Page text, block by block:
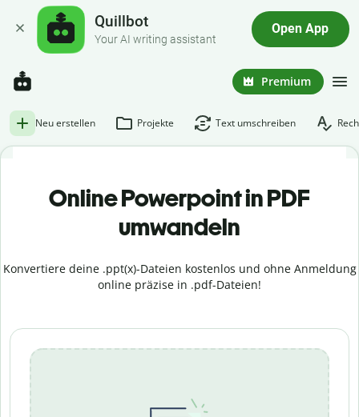
Quillbot
Your AI writing assistant
Open App
Premium
Neu erstellen Projekte Text umschreiben
Online Powerpoint in PDF
umwandeln
Konvertiere deine .ppt(x)-Dateien kostenlos und ohne Anmeldung
online präzise in .pdf-Dateien!